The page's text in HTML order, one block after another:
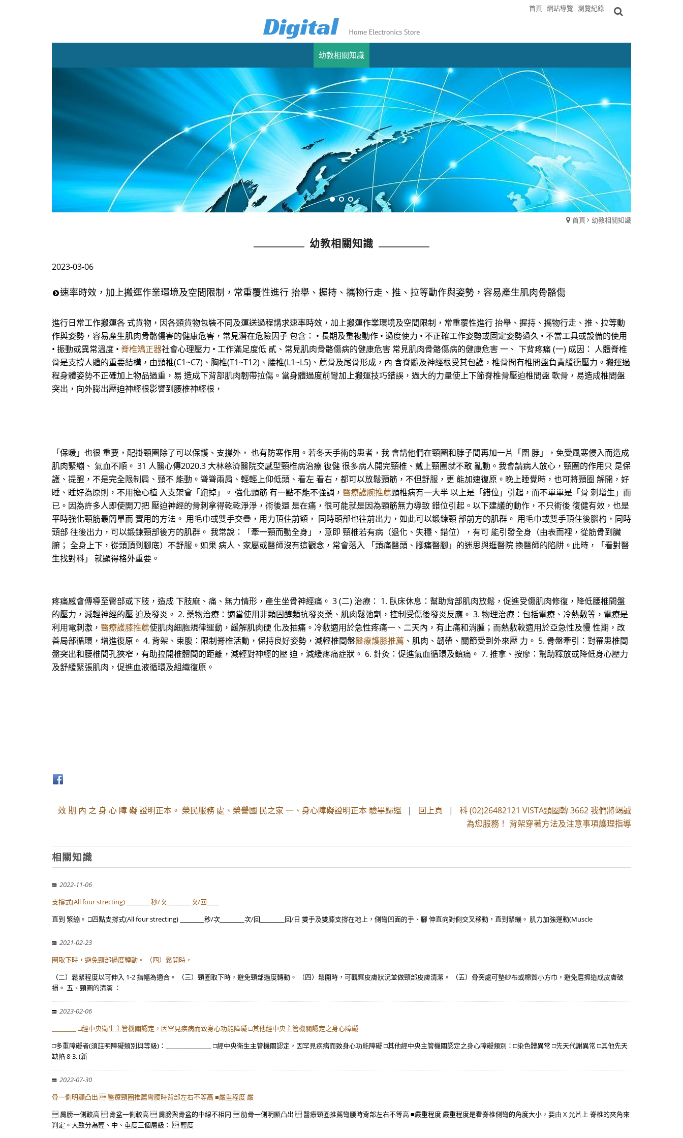
首頁 網站導覽 瀏覽紀錄
幼教相關知識
首頁 幼教相關知識
幼教相關知識
2023-03-06
速率時效，加上搬運作業環境及空間限制，常重覆性進行 抬舉、握持、攜物行走、推、拉等動作與姿勢，容易產生肌肉骨骼傷
進行日常工作搬運各 式貨物，因各類貨物包裝不同及運送過程講求速率時效，加上搬運作業環境及空間限制，常重覆性進行 抬舉、握持、攜物行走、推、拉等動
作與姿勢，容易產生肌肉骨骼傷害的健康危害，常見潛在危險因子 包含： • 長期及重複動作 • 過度使力 • 不正確工作姿勢或固定姿勢過久 • 不當工具或設備的使用
• 振動或異常溫度 • 脊椎矯正器社會心理壓力 • 工作滿足度低 貳、常見肌肉骨骼傷病的健康危害 常見肌肉骨骼傷病的健康危害 一、 下背疼痛 (一) 成因： 人體脊椎
骨是支撐人體的重要結構，由頸椎(C1~C7)、胸椎(T1~T12)、腰椎(L1~L5)、薦骨及尾骨形成，內 含脊髓及神經根受其包護，椎骨間有椎間盤負責緩衝壓力。搬運過
程身體姿勢不正確加上物品過重，易 造成下背部肌肉韌帶拉傷。當身體過度前彎加上搬運技巧錯誤，過大的力量使上下節脊椎骨壓迫椎間盤 軟骨，易造成椎間盤
突出，向外膨出壓迫神經根影響到腰椎神經根，
「保暖」也很 重要，配掛頸圈除了可以保護、支撐外， 也有防寒作用。若冬天手術的患者，我 會請他們在頸圈和脖子間再加一片「圍 脖」，免受風寒侵入而造成
肌肉緊繃、 氣血不順。 31 人醫心傳2020.3 大林慈濟醫院交感型頸椎病治療 復健 很多病人開完頸椎、戴上頸圈就不敢 亂動。我會請病人放心，頸圈的作用只 是保
護、提醒，不是完全限制肩、頸不 能動。聳聳兩肩、輕輕上仰低頭、看左 看右，都可以放鬆頸筋，不但舒服，更 能加速復原。晚上睡覺時，也可將頸圈 解開，好
睡、睡好為原則，不用擔心植 入支架會「跑掉」。 強化頸筋 有一點不能不強調， 醫療護腕推薦頸椎病有一大半 以上是「錯位」引起，而不單單是「骨 刺增生」而
已。因為許多人即使開刀把 壓迫神經的骨刺拿得乾乾淨淨，術後還 是在痛，很可能就是因為頸筋無力導致 錯位引起。以下建議的動作，不只術後 復健有效，也是
平時強化頸筋最簡單而 實用的方法。 用毛巾或雙手交疊，用力頂住前額， 同時頭部也往前出力，如此可以鍛鍊頸 部前方的肌群。 用毛巾或雙手頂住後腦杓，同時
頭部 往後出力，可以鍛鍊頸部後方的肌群。 我常說：「牽一頸而動全身」，意即 頸椎若有病（退化、失穩、錯位），有可 能引發全身（由表而裡，從筋骨到臟
腑； 全身上下，從頭頂到腳底）不舒服。如果 病人、家屬或醫師沒有這觀念，常會落入 「頭痛醫頭、腳痛醫腳」的迷思與逛醫院 換醫師的陷阱。此時，「看對醫
生找對科」 就顯得格外重要。
疼痛感會傳導至臀部或下肢，造成 下肢麻、痛、無力情形，產生坐骨神經痛。 3 (二) 治療： 1. 臥床休息：幫助背部肌肉放鬆，促進受傷肌肉修復，降低腰椎間盤
的壓力，減輕神經的壓 迫及發炎。 2. 藥物治療：適當使用非類固醇類抗發炎藥、肌肉鬆弛劑，控制受傷後發炎反應。 3. 物理治療：包括電療、冷熱敷等，電療是
利用電刺激， 醫療護膝推薦使肌肉細胞規律運動，緩解肌肉硬 化及抽痛。冷敷適用於急性疼痛一、二天內，有止痛和消腫；而熱敷較適用於亞急性及慢 性期，改
善局部循環，增進復原。 4. 背架、束腹：限制脊椎活動，保持良好姿勢，減輕椎間盤醫療護膝推薦 、肌肉、韌帶、關節受到外來壓 力。 5. 骨盤牽引：對罹患椎間
盤突出和腰椎間孔狹窄，有助拉開椎體間的距離，減輕對神經的壓 迫，減緩疼痛症狀。 6. 針灸：促進氣血循環及鎮痛。 7. 推拿、按摩：幫助釋放或降低身心壓力
及舒緩緊張肌肉，促進血液循環及組織復原。
效 期 內 之 身 心 障 礙 證明正本。 榮民服務 處、榮譽國 民之家 一、身心障礙證明正本 驗畢歸還 | 回上頁 | 科 (02)26482121 VISTA頸圈轉 3662 我們將竭誠
為您服務！ 背架穿著方法及注意事項護理指導
相關知識
2022-11-06
支撐式(All four strecting) ________秒/次________次/回____
直到 緊繃。 □四點支撐式(All four strecting) ________秒/次________次/回________回/日 雙手及雙膝支撐在地上，側彎凹面的手、腳 伸直向對側交叉移動，直到緊繃。 肌力加強運動(Muscle
2021-02-23
圈取下時，避免頸部過度轉動。 （四）鬆開時，
（二）鬆緊程度以可伸入 1-2 指幅為適合。 （三）頸圈取下時，避免頸部過度轉動。 （四）鬆開時，可觀察皮膚狀況並做頸部皮膚清潔。 （五）骨突處可墊紗布或棉質小方巾，避免磨擦造成皮膚破
損。 五、頸圈的清潔 ：
2023-02-06
________ □經中央衛生主管機關認定，因罕見疾病而致身心功能障礙 □其他經中央主管機關認定之身心障礙
□多重障礙者(須註明障礙類別與等級)：_______________ □經中央衛生主管機關認定，因罕見疾病而致身心功能障礙 □其他經中央主管機關認定之身心障礙類別：□染色體異常 □先天代謝異常 □其他先天
缺陷 8-3. (新
2022-07-30
骨一側明顯凸出  醫療頸圈推薦彎腰時背部左右不等高 ■嚴重程度 嚴
 肩膀一側較高  骨盆一側較高  肩膀與骨盆的中線不相同  肋骨一側明顯凸出  醫療頸圈推薦彎腰時背部左右不等高 ■嚴重程度 嚴重程度是看脊椎側彎的角度大小，要由 X 光片上 脊椎的夾角來
判定。大致分為輕、中、重度三個層級：  輕度